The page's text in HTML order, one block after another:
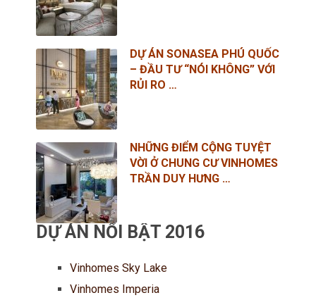
DỰ ÁN SONASEA PHÚ QUỐC
– ĐẦU TƯ “NÓI KHÔNG” VỚI
RỦI RO …
NHỮNG ĐIỂM CỘNG TUYỆT
VỜI Ở CHUNG CƯ VINHOMES
TRẦN DUY HƯNG …
DỰ ÁN NỔI BẬT 2016
Vinhomes Sky Lake
Vinhomes Imperia